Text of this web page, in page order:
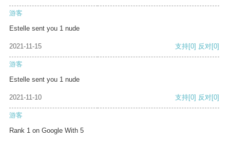
游客
Estelle sent you 1 nude
2021-11-15 支持[0] 反对[0]
游客
Estelle sent you 1 nude
2021-11-10 支持[0] 反对[0]
游客
Rank 1 on Google With 5